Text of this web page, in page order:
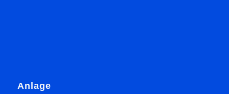
Anlage